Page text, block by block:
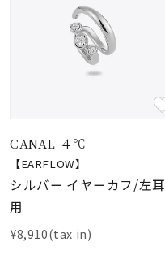
CANAL ４℃
【EARFLOW】
シルバー イヤーカフ/左耳
用
¥8,910(tax in)